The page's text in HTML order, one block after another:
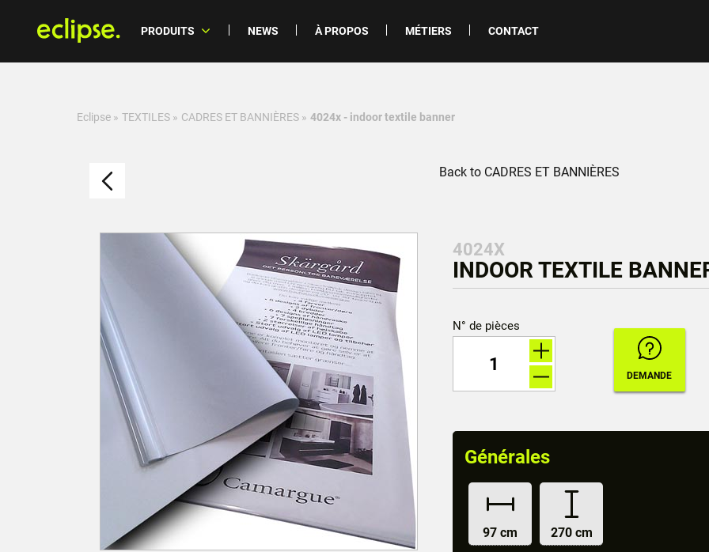
PRODUITS NEWS À PROPOS MÉTIERS CONTACT
Eclipse » TEXTILES » CADRES ET BANNIÈRES » 4024x - indoor textile banner
Back to CADRES ET BANNIÈRES
4024X
INDOOR TEXTILE
N° de pièces
Générales
97 cm 270 cm